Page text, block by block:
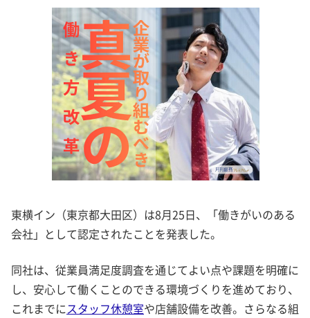
東横イン（東京都大田区）は8月25日、「働きがいのある
会社」として認定されたことを発表した。
同社は、従業員満足度調査を通じてよい点や課題を明確に
し、安心して働くことのできる環境づくりを進めており、
これまでにスタッフ休憩室や店舗設備を改善。さらなる組